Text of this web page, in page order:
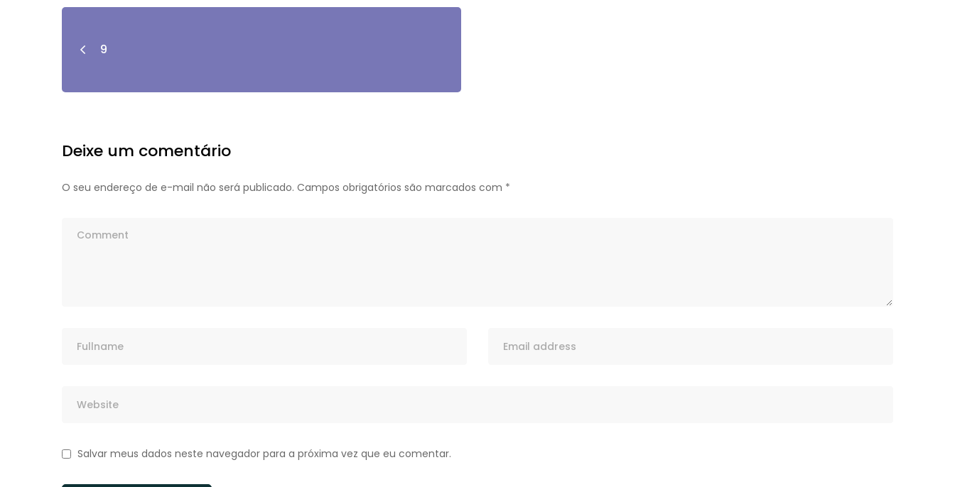
9
Deixe um comentário
O seu endereço de e-mail não será publicado. Campos obrigatórios são marcados com *
Salvar meus dados neste navegador para a próxima vez que eu comentar.